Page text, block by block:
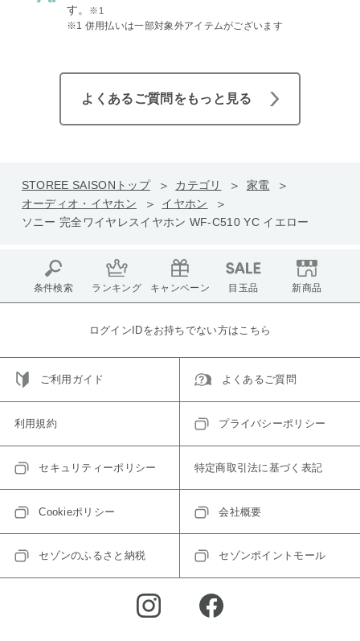
す。
※1
※1 併用払いは一部対象外アイテムがございます
よくあるご質問をもっと見る
STOREE SAISONトップ カテゴリ
家電
オーディオ・イヤホン
イヤホン
ソニー 完全ワイヤレスイヤホン WF-C510 YC イエロー
条件検索 ランキング キャンペーン 目玉品 新商品
ログインIDをお持ちでない方はこちら
ご利用ガイド よくあるご質問
利用規約 プライバシーポリシー
セキュリティーポリシー 特定商取引法に基づく表記
Cookieポリシー 会社概要
セゾンのふるさと納税 セゾンポイントモール